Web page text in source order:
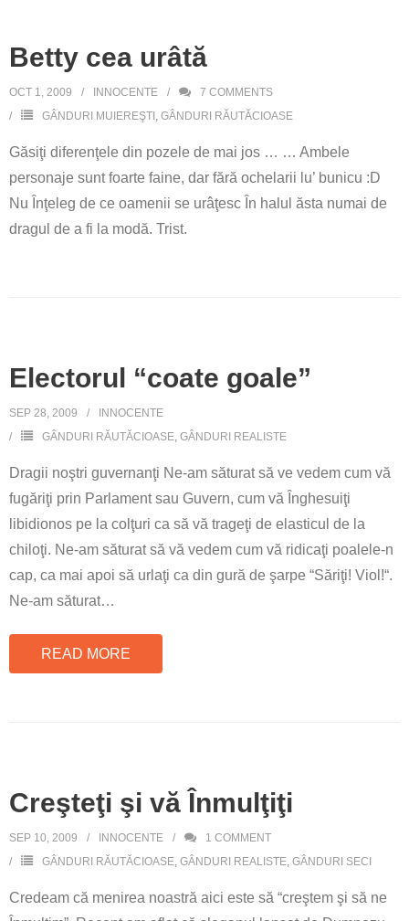
Betty cea urâtă
OCT 1, 2009 INNOCENTE 7 COMMENTS
GÂNDURI MUIEREŞTI , GÂNDURI RĂUTĂCIOASE
Găsiţi diferenţele din pozele de mai jos … … Ambele
personaje sunt foarte faine, dar fără ochelarii lu’ bunicu :D
Nu Înţeleg de ce oamenii se urâţesc În halul ăsta numai de
dragul de a fi la modă. Trist.
Electorul “coate goale”
SEP 28, 2009
INNOCENTE
GÂNDURI RĂUTĂCIOASE, GÂNDURI REALISTE
Dragii noştri guvernanţi Ne-am săturat să ve vedem cum vă
fugăriţi prin Parlament sau Guvern, cum vă Înghesuiţi
libidionos pe la colţuri ca să vă trageţi de elasticul de la
chiloţi. Ne-am săturat să vă vedem cum vă ridicaţi poalele-n
cap, ca mai apoi să urlaţi ca din gură de şarpe “Săriţi! Viol!“.
Ne-am săturat…
READ MORE
Creşteţi şi vă Înmulţiţi
SEP 10, 2009 INNOCENTE 1 COMMENT
GÂNDURI RĂUTĂCIOASE, GÂNDURI REALISTE, GÂNDURI SECI
Credeam că menirea noastră aici este să “creştem şi să ne